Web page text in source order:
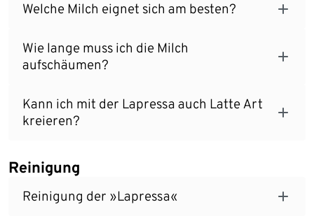
Welche Milch eignet sich am besten?
Wie lange muss ich die Milch
aufschäumen?
Kann ich mit der Lapressa auch Latte Art
kreieren?
Reinigung
Reinigung der »Lapressa«